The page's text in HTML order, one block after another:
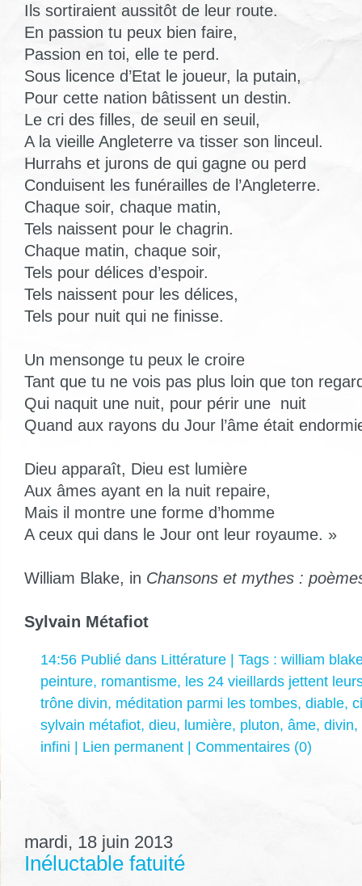
Ils sortiraient aussitôt de leur route.
En passion tu peux bien faire,
Passion en toi, elle te perd.
Sous licence d’Etat le joueur, la putain,
Pour cette nation bâtissent un destin.
Le cri des filles, de seuil en seuil,
A la vieille Angleterre va tisser son linceul.
Hurrahs et jurons de qui gagne ou perd
Conduisent les funérailles de l’Angleterre.
Chaque soir, chaque matin,
Tels naissent pour le chagrin.
Chaque matin, chaque soir,
Tels pour délices d’espoir.
Tels naissent pour les délices,
Tels pour nuit qui ne finisse.
Un mensonge tu peux le croire
Tant que tu ne vois pas plus loin que ton
Qui naquit une nuit, pour périr une nuit
Quand aux rayons du Jour l’âme était
Dieu apparaît, Dieu est lumière
Aux âmes ayant en la nuit repaire,
Mais il montre une forme d’homme
A ceux qui dans le Jour ont leur royaume. »
William Blake, in Chansons et mythes :
Sylvain Métafiot
14:56 Publié dans Littérature | Tags : william
peinture, romantisme, les 24 vieillards jettent
trône divin, méditation parmi les tombes, diable,
sylvain métafiot, dieu, lumière, pluton, âme, divin,
infini | Lien permanent | Commentaires (0)
mardi, 18 juin 2013
Inéluctable fatuité